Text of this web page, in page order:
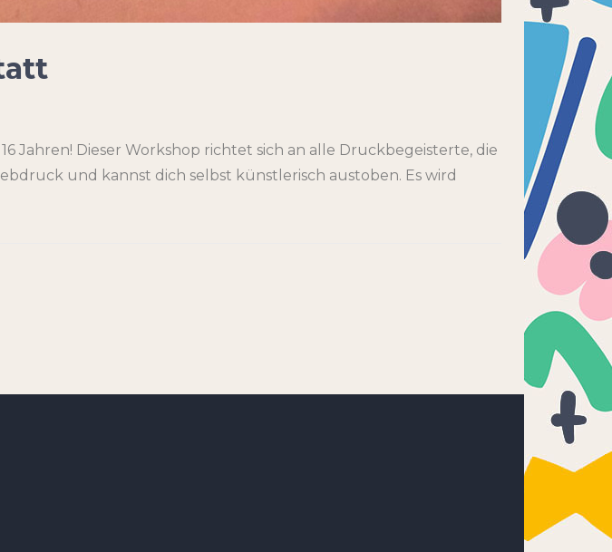
Jahren! Dieser Workshop richtet sich an alle Druckbegeisterte, die
und kannst dich selbst künstlerisch austoben. Es wird